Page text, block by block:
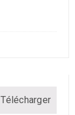
Télécharger